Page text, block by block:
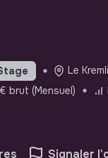
Le
brut (Mensuel)
Signaler